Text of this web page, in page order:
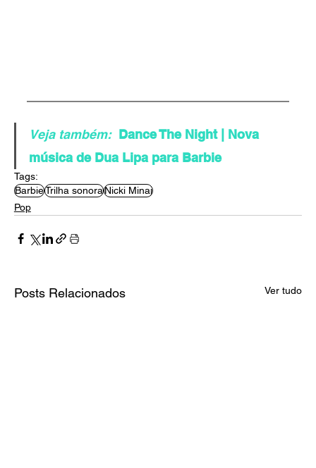
Veja também: Dance The Night | Nova
música de Dua Lipa para Barbie
Tags:
BarbieTrilha sonoraNicki Minaj
Pop
Posts Relacionados Ver tudo